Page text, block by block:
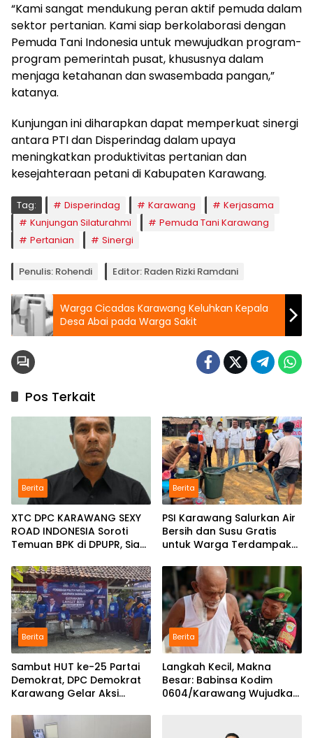
“Kami sangat mendukung peran aktif pemuda dalam
sektor pertanian. Kami siap berkolaborasi dengan
Pemuda Tani Indonesia untuk mewujudkan program-
program pemerintah pusat, khususnya dalam
menjaga ketahanan dan swasembada pangan,”
katanya.
Kunjungan ini diharapkan dapat memperkuat sinergi
antara PTI dan Disperindag dalam upaya
meningkatkan produktivitas pertanian dan
kesejahteraan petani di Kabupaten Karawang.
Tag: Disperindag Karawang
Kerjasama
Kunjungan Silaturahmi
Pemuda Tani Karawang
Pertanian
Sinergi
Penulis: Rohendi Editor: Raden Rizki Ramdani
Warga Cicadas Karawang Keluhkan Kepala
Desa Abai pada Warga Sakit
Pos Terkait
Berita
XTC DPC KARAWANG SEXY
ROAD INDONESIA Soroti
Temuan BPK di DPUPR, Siap
ke Kejati
Berita
PSI Karawang Salurkan Air
Bersih dan Susu Gratis
untuk Warga Terdampak
Selatan
Berita
Sambut HUT ke-25 Partai
Demokrat, DPC Demokrat
Karawang Gelar Aksi
Ciampel
Berita
Langkah Kecil, Makna
Besar: Babinsa Kodim
0604/Karawang Wujudkan